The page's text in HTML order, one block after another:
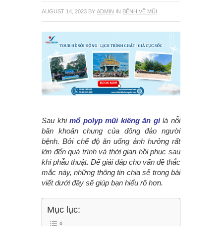
AUGUST 14, 2023 BY ADMIN IN BỆNH VỀ MŨI
Sau khimổ polyp mũi kiêng ăn gìlà nỗi
băn khoăn chung của đông đảo người
bệnh. Bởi chế độ ăn uống ảnh hưởng rất
lớn đến quá trình và thời gian hồi phục sau
khi phẫu thuật. Để giải đáp cho vấn đề thắc
mắc này, những thông tin chia sẻ trong bài
viết dưới đây sẽ giúp bạn hiểu rõ hơn.
Mục lục: